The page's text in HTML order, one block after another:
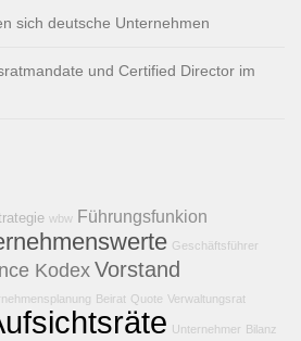
sich deutsche Unternehmen
und Certified Director im
wbw Führungsfunkion
Geschäftsführer
Kodex Vorstand
Beirat Quote Verwaltungsrat
Unternehmer Bilanz